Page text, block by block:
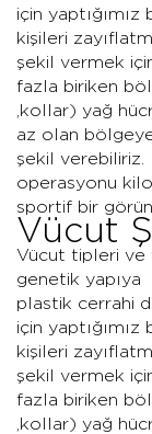
için yaptığımız
kişileri
şekil vermek
fazla biriken
,kollar) yağ
az olan
şekil verebiliriz.
operasyonu
sportif bir
Vücut
Vücut tipleri ve
genetik yapıya
plastik cerrahi
için yaptığımız
kişileri
şekil vermek
fazla biriken
,kollar) yağ